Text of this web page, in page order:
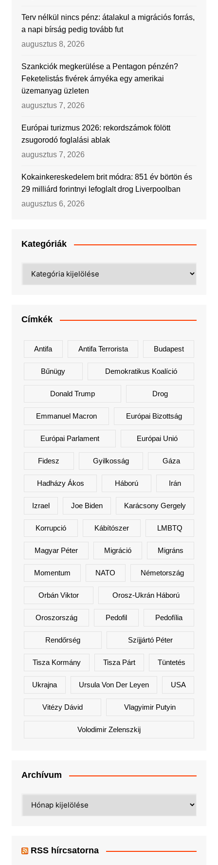
Terv nélkül nincs pénz: átalakul a migrációs forrás,
a napi bírság pedig tovább fut
augusztus 8, 2026
Szankciók megkerülése a Pentagon pénzén?
Feketelistás fivérek árnyéka egy amerikai
üzemanyag üzleten
augusztus 7, 2026
Európai turizmus 2026: rekordszámok fölött
zsugorodó foglalási ablak
augusztus 7, 2026
Kokainkereskedelem brit módra: 851 év börtön és
29 milliárd forintnyi lefoglalt drog Liverpoolban
augusztus 6, 2026
Kategóriák
Címkék
Antifa Antifa Terrorista Budapest
Bűnügy Demokratikus Koalíció
Donald Trump Drog
Emmanuel Macron Európai Bizottság
Európai Parlament Európai Unió
Fidesz Gyilkosság Gáza
Hadházy Ákos Háború Irán
Izrael Joe Biden Karácsony Gergely
Korrupció Kábítószer LMBTQ
Magyar Péter Migráció Migráns
Momentum NATO Németország
Orbán Viktor Orosz-Ukrán Háború
Oroszország Pedofil Pedofília
Rendőrség Szíjjártó Péter
Tisza Kormány Tisza Párt Tüntetés
Ukrajna Ursula Von Der Leyen USA
Vitézy Dávid Vlagyimir Putyin
Volodimir Zelenszkij
Archívum
RSS hírcsatorna